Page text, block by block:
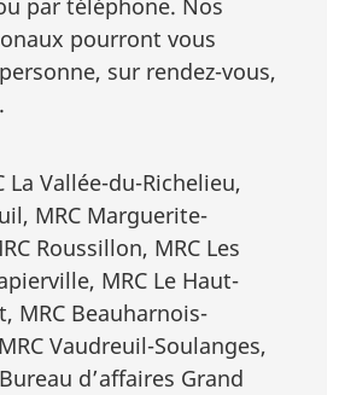
pourront vous
sur rendez-vous,
La Vallée-du-Richelieu,
MRC Marguerite-
Roussillon, MRC Les
MRC Le Haut-
MRC Beauharnois-
Vaudreuil-Soulanges,
d’affaires Grand